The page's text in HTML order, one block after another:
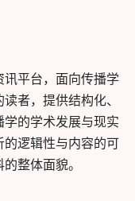
讯平台，面向传播学
者，提供结构化、
的学术发展与现实
的逻辑性与内容的可
整体面貌。